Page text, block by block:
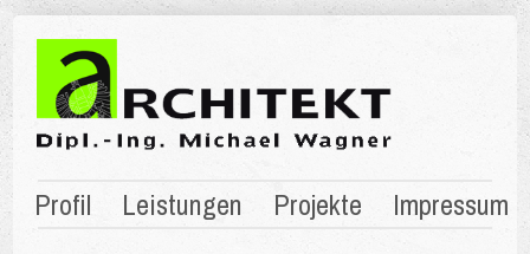
Profil Leistungen Projekte Impressum